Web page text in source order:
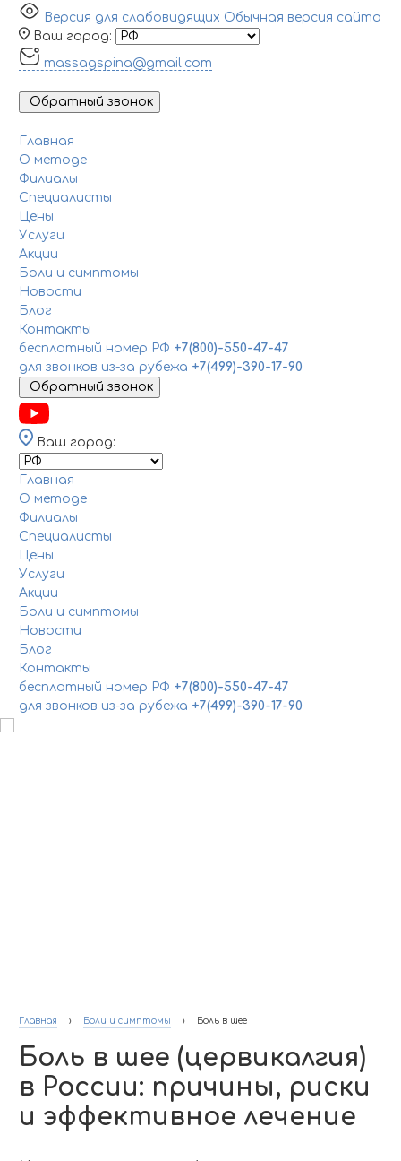
Версия для слабовидящих Обычная версия сайта
Ваш город:
massagspina@gmail.com
Обратный звонок
Главная
О методе
Филиалы
Специалисты
Цены
Услуги
Акции
Боли и симптомы
Новости
Блог
Контакты
бесплатный номер РФ +7(800)-550-47-47
для звонков из-за рубежа +7(499)-390-17-90
Обратный звонок
Ваш город:
Главная
О методе
Филиалы
Специалисты
Цены
Услуги
Акции
Боли и симптомы
Новости
Блог
Контакты
бесплатный номер РФ +7(800)-550-47-47
для звонков из-за рубежа +7(499)-390-17-90
Главная › Боли и симптомы › Боль в шее
Боль в шее (цервикалгия)
в России: причины, риски
и эффективное лечение